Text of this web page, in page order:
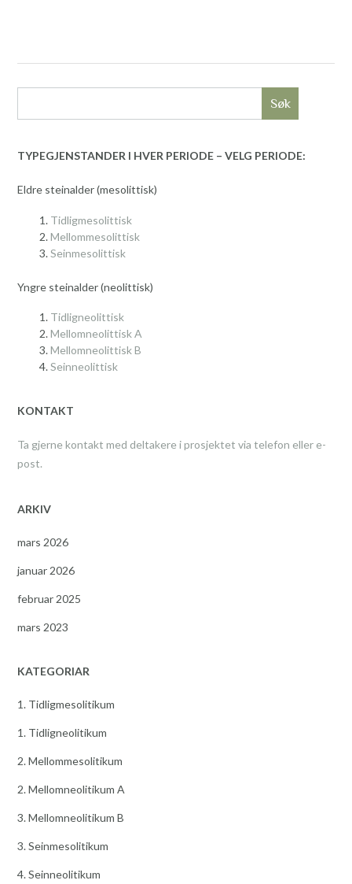
Søk
TYPEGJENSTANDER I HVER PERIODE – VELG PERIODE:
Eldre steinalder (mesolittisk)
Tidligmesolittisk
Mellommesolittisk
Seinmesolittisk
Yngre steinalder (neolittisk)
Tidligneolittisk
Mellomneolittisk A
Mellomneolittisk B
Seinneolittisk
KONTAKT
Ta gjerne kontakt med deltakere i prosjektet via telefon eller e-
post.
ARKIV
mars 2026
januar 2026
februar 2025
mars 2023
KATEGORIAR
1. Tidligmesolitikum
1. Tidligneolitikum
2. Mellommesolitikum
2. Mellomneolitikum A
3. Mellomneolitikum B
3. Seinmesolitikum
4. Seinneolitikum